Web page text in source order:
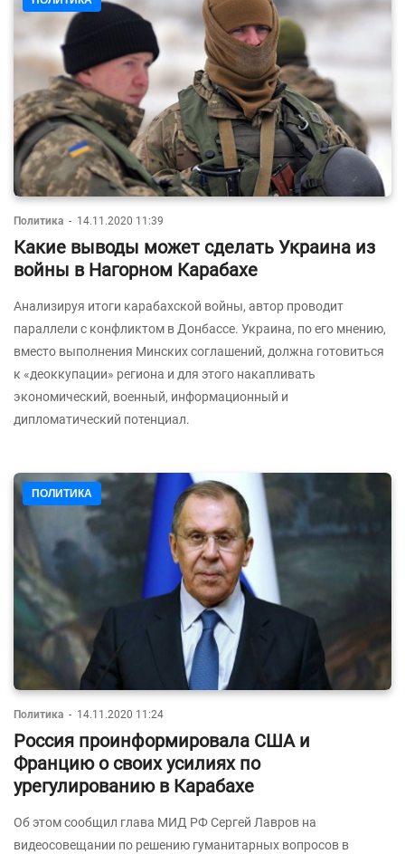
Политика - 14.11.2020 11:39
Какие выводы может сделать Украина из
войны в Нагорном Карабахе
Анализируя итоги карабахской войны, автор проводит
параллели с конфликтом в Донбассе. Украина, по его мнению,
вместо выполнения Минских соглашений, должна готовиться
к «деоккупации» региона и для этого накапливать
экономический, военный, информационный и
дипломатический потенциал.
ПОЛИТИКА
Политика - 14.11.2020 11:24
Россия проинформировала США и
Францию о своих усилиях по
урегулированию в Карабахе
Об этом сообщил глава МИД РФ Сергей Лавров на
видеосовещании по решению гуманитарных вопросов в